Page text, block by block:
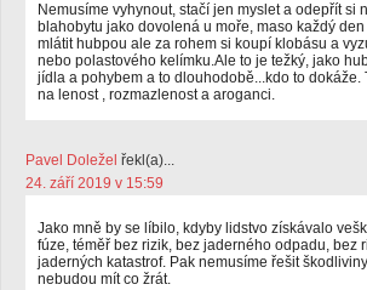
Nemusíme vyhynout, stačí jen myslet a odepřít si
blahobytu jako dovolená u moře, maso každý
mlátit hubpou ale za rohem si koupí klobásu a
nebo polastového kelímku.Ale to je težký, jako
jídla a pohybem a to dlouhodobě...kdo to dokáže.
na lenost , rozmazlenost a aroganci.
Pavel Doležel řekl(a)...
24. září 2019 v 15:59
Jako mně by se líbilo, kdyby lidstvo získávalo
fúze, téměř bez rizik, bez jaderného odpadu, bez
jaderných katastrof. Pak nemusíme řešit
nebudou mít co žrát.